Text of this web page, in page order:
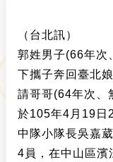
（台北訊）
郭姓男子(66年次
下攜子奔回臺北
請哥哥(64年次、
於105年4月19日
中隊小隊長吳嘉
4員，在中山區濱